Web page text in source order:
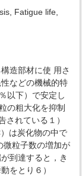
Fatigue life,
造部材に使 用さ
などの機械的特
以下）で安定し
の粗大化を抑制
されている１）
は炭化物の中で
微粒子数の増加が
到達すると，き
をとり６）